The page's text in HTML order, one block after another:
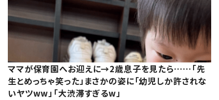
ママが保育園へお迎えに→2歳息子を見たら……「先
生とめっちゃ笑った」まさかの姿に「幼児しか許されな
いヤツww」「大渋滞すぎるw」